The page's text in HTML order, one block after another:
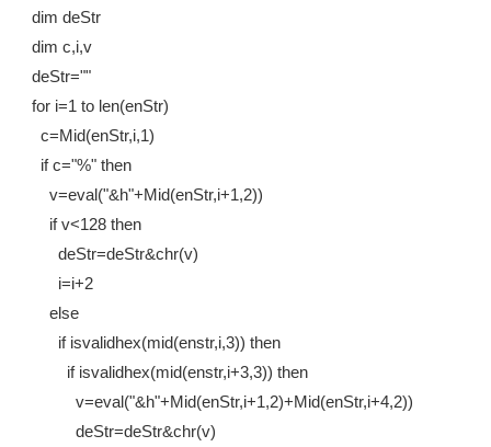
dim deStr
dim c,i,v
deStr=""
for i=1 to len(enStr)
c=Mid(enStr,i,1)
if c="%" then
v=eval("&h"+Mid(enStr,i+1,2))
if v<128 then
deStr=deStr&chr(v)
i=i+2
else
if isvalidhex(mid(enstr,i,3)) then
if isvalidhex(mid(enstr,i+3,3)) then
v=eval("&h"+Mid(enStr,i+1,2)+Mid(enStr,i+4,2))
deStr=deStr&chr(v)